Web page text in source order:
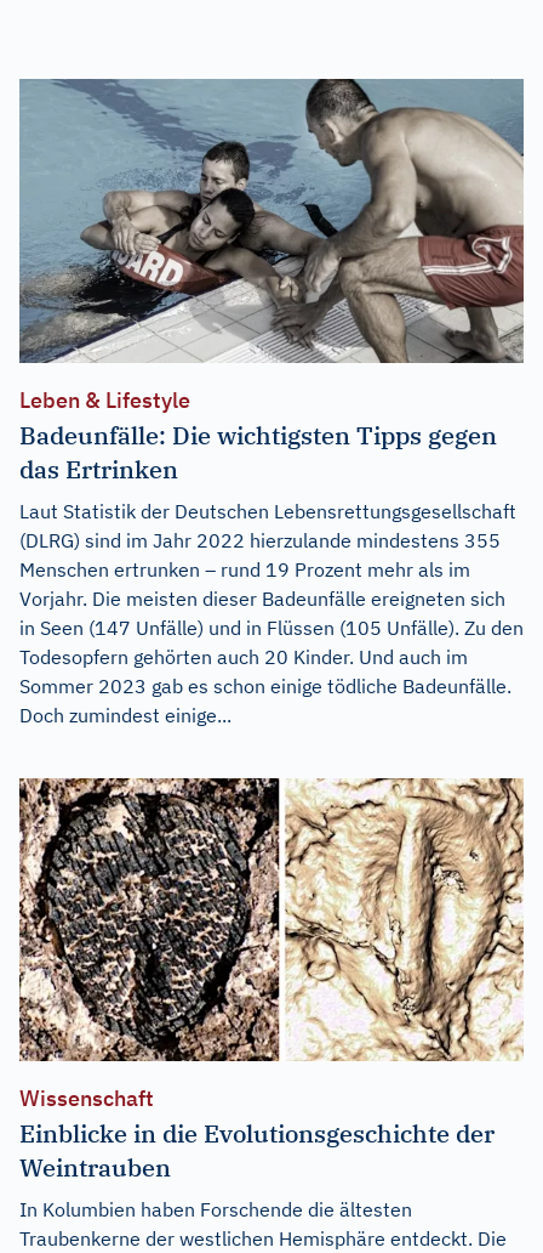
Leben & Lifestyle
Badeunfälle: Die wichtigsten Tipps gegen
das Ertrinken
Laut Statistik der Deutschen Lebensrettungsgesellschaft
(DLRG) sind im Jahr 2022 hierzulande mindestens 355
Menschen ertrunken – rund 19 Prozent mehr als im
Vorjahr. Die meisten dieser Badeunfälle ereigneten sich
in Seen (147 Unfälle) und in Flüssen (105 Unfälle). Zu den
Todesopfern gehörten auch 20 Kinder. Und auch im
Sommer 2023 gab es schon einige tödliche Badeunfälle.
Doch zumindest einige...
Wissenschaft
Einblicke in die Evolutionsgeschichte der
Weintrauben
In Kolumbien haben Forschende die ältesten
Traubenkerne der westlichen Hemisphäre entdeckt. Die